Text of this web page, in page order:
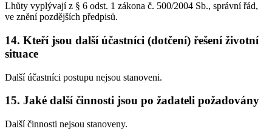
Lhůty vyplývají z § 6 odst. 1 zákona č. 500/2004 Sb., správní řád,
ve znění pozdějších předpisů.
14. Kteří jsou další účastníci (dotčení) řešení životní
situace
Další účastníci postupu nejsou stanoveni.
15. Jaké další činnosti jsou po žadateli požadovány
Další činnosti nejsou stanoveny.